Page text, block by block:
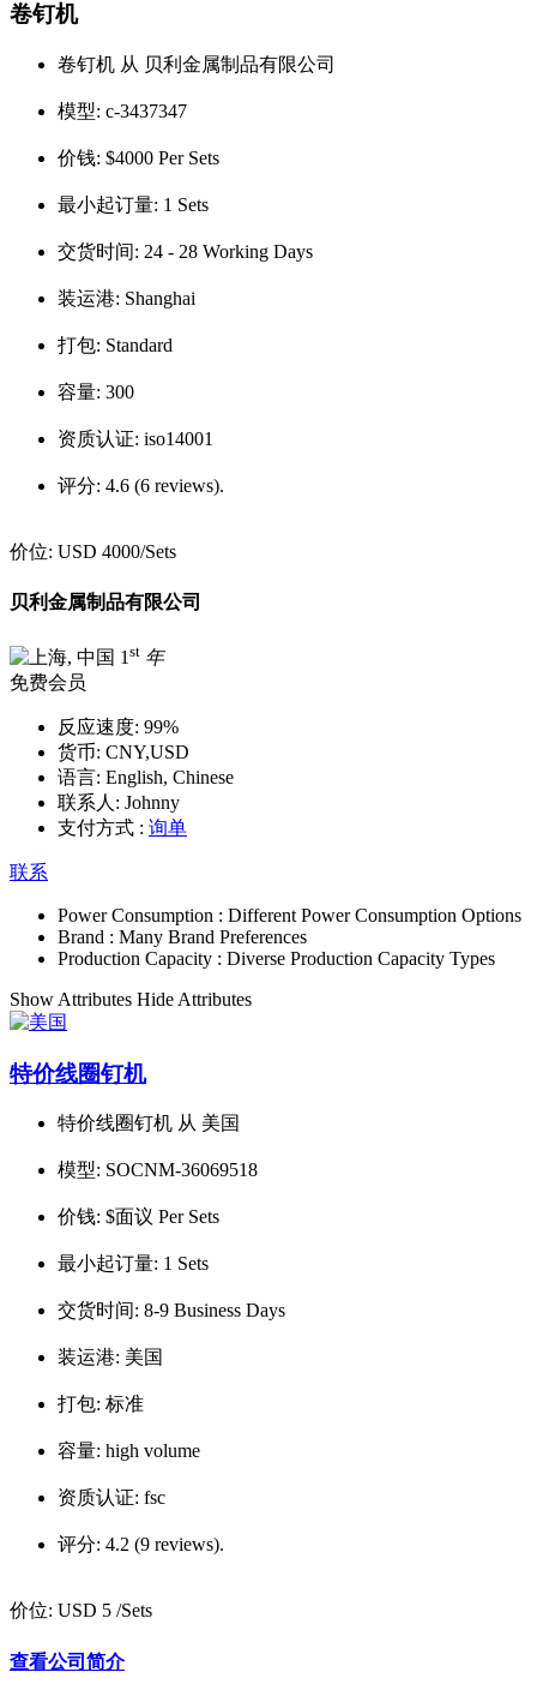
卷钉机
卷钉机 从 贝利金属制品有限公司
模型: c-3437347
价钱: $4000 Per Sets
最小起订量: 1 Sets
交货时间: 24 - 28 Working Days
装运港: Shanghai
打包: Standard
容量: 300
资质认证: iso14001
评分: 4.6 (6 reviews).
价位: USD 4000/Sets
贝利金属制品有限公司
1 st 年
免费会员
反应速度: 99%
货币: CNY,USD
语言: English, Chinese
联系人: Johnny
支付方式 : 询单
联系
Power Consumption : Different Power Consumption Options
Brand : Many Brand Preferences
Production Capacity : Diverse Production Capacity Types
Show Attributes Hide Attributes
特价线圈钉机
特价线圈钉机 从 美国
模型: SOCNM-36069518
价钱: $面议 Per Sets
最小起订量: 1 Sets
交货时间: 8-9 Business Days
装运港: 美国
打包: 标准
容量: high volume
资质认证: fsc
评分: 4.2 (9 reviews).
价位: USD 5 /Sets
查看公司简介